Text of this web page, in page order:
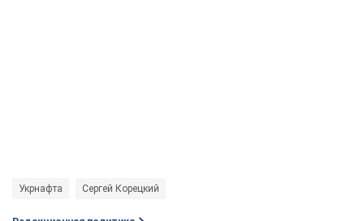
Укрнафта Сергей Корецкий